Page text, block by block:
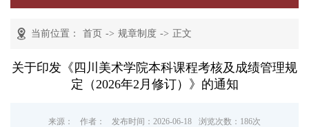
当前位置： 首页 -> 规章制度 -> 正文
关于印发《四川美术学院本科课程考核及成绩管理规
定（2026年2月修订）》的通知
来源： 作者： 发布时间：2026-06-18 浏览次数： 186次